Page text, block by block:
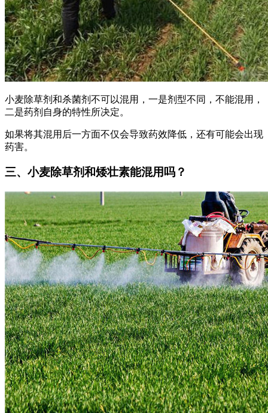
小麦除草剂和杀菌剂不可以混用，一是剂型不同，不能混用，
二是药剂自身的特性所决定。
如果将其混用后一方面不仅会导致药效降低，还有可能会出现
药害。
三、小麦除草剂和矮壮素能混用吗？